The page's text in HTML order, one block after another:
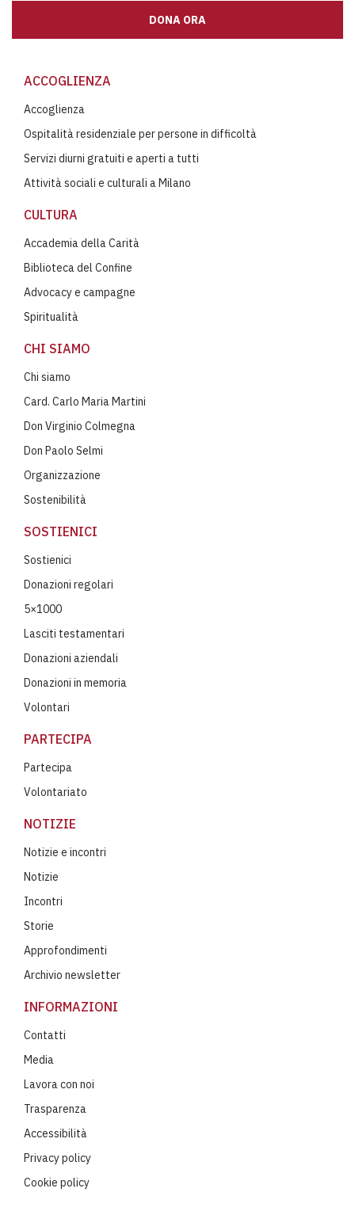
DONA ORA
ACCOGLIENZA
Accoglienza
Ospitalità residenziale per persone in difficoltà
Servizi diurni gratuiti e aperti a tutti
Attività sociali e culturali a Milano
CULTURA
Accademia della Carità
Biblioteca del Confine
Advocacy e campagne
Spiritualità
CHI SIAMO
Chi siamo
Card. Carlo Maria Martini
Don Virginio Colmegna
Don Paolo Selmi
Organizzazione
Sostenibilità
SOSTIENICI
Sostienici
Donazioni regolari
5×1000
Lasciti testamentari
Donazioni aziendali
Donazioni in memoria
Volontari
PARTECIPA
Partecipa
Volontariato
NOTIZIE
Notizie e incontri
Notizie
Incontri
Storie
Approfondimenti
Archivio newsletter
INFORMAZIONI
Contatti
Media
Lavora con noi
Trasparenza
Accessibilità
Privacy policy
Cookie policy